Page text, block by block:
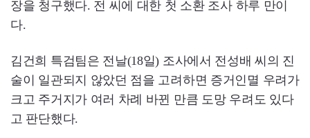
장을 청구했다. 전 씨에 대한 첫 소환 조사 하루 만이
다.
김건희 특검팀은 전날(18일) 조사에서 전성배 씨의 진
술이 일관되지 않았던 점을 고려하면 증거인멸 우려가
크고 주거지가 여러 차례 바뀐 만큼 도망 우려도 있다
고 판단했다.